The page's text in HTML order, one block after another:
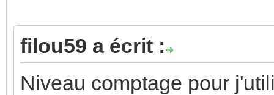
filou59 a écrit :
Niveau comptage pour